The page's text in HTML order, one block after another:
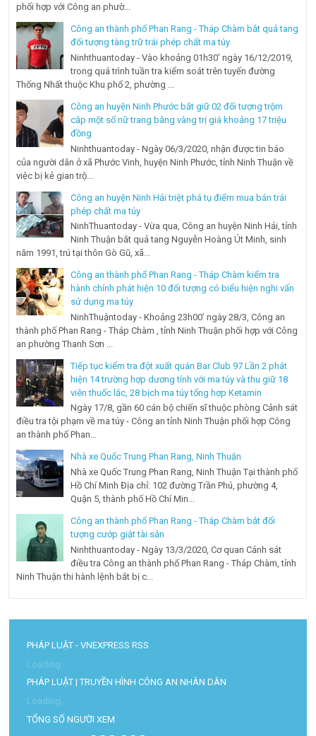
phối hợp với Công an phườ...
Công an thành phố Phan Rang - Tháp Chàm bắt quả tang
đối tượng tàng trữ trái phép chất ma túy
Ninhthuantoday - Vào khoảng 01h30’ ngày 16/12/2019,
trong quá trình tuần tra kiểm soát trên tuyến đường
Thống Nhất thuộc Khu phố 2, phường ...
Công an huyện Ninh Phước bắt giữ 02 đối tượng trộm
cắp một số nữ trang bằng vàng trị giá khoảng 17 triệu
đồng
Ninhthuantoday - Ngày 06/3/2020, nhận được tin báo
của người dân ở xã Phước Vinh, huyện Ninh Phước, tỉnh Ninh Thuận về
việc bị kẻ gian trộ...
Công an huyện Ninh Hải triệt phá tụ điểm mua bán trái
phép chất ma túy
NinhThuantoday - Vừa qua, Công an huyện Ninh Hải, tỉnh
Ninh Thuận bắt quả tang Nguyễn Hoàng Út Minh, sinh
năm 1991, trú tại thôn Gò Gũ, xã...
Công an thành phố Phan Rang - Tháp Chàm kiểm tra
hành chính phát hiện 10 đối tượng có biểu hiện nghi vấn
sử dụng ma túy
NinhThuậntoday - Khoảng 23h00’ ngày 28/3, Công an
thành phố Phan Rang - Tháp Chàm , tỉnh Ninh Thuận phối hợp với Công
an phường Thanh Sơn ...
Tiếp tục kiểm tra đột xuất quán Bar Club 97 Lần 2 phát
hiện 14 trường hợp dương tính với ma túy và thu giữ 18
viên thuốc lắc, 28 bịch ma túy tổng hợp Ketamin
Ngày 17/8, gần 60 cán bộ chiến sĩ thuộc phòng Cảnh sát
điều tra tội phạm về ma túy - Công an tỉnh Ninh Thuận phối hợp Công
an thành phố Phan...
Nhà xe Quốc Trung Phan Rang, Ninh Thuận
Nhà xe Quốc Trung Phan Rang, Ninh Thuận Tại thành phố
Hồ Chí Minh Địa chỉ: 102 đường Trần Phú, phường 4,
Quận 5, thành phố Hồ Chí Min...
Công an thành phố Phan Rang - Tháp Chàm bắt đối
tượng cướp giật tài sản
Ninhthuantoday - Ngày 13/3/2020, Cơ quan Cảnh sát
điều tra Công an thành phố Phan Rang - Tháp Chàm, tỉnh
Ninh Thuận thi hành lệnh bắt bị c...
PHÁP LUẬT - VNEXPRESS RSS
Loading...
PHÁP LUẬT | TRUYỀN HÌNH CÔNG AN NHÂN DÂN
Loading...
TỔNG SỐ NGƯỜI XEM